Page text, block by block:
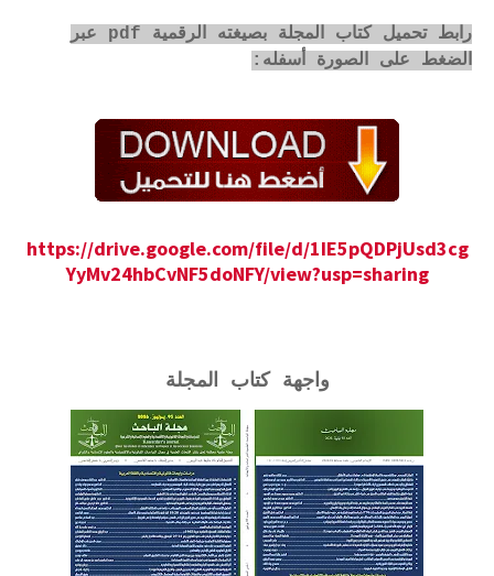
رابط تحميل كتاب المجلة بصيغته الرقمية pdf عبر
الضغط على الصورة أسفله:
https://drive.google.com/file/d/1IE5pQDPjUsd3cg
YyMv24hbCvNF5doNFY/view?usp=sharing
واجهة كتاب المجلة